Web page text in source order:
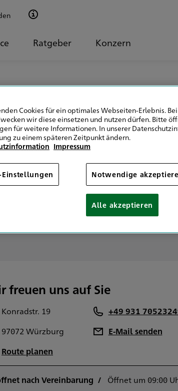
Ratgeber Konzern
Wir über uns
freuen uns auf Sie
Konradstr. 19
97072 Würzburg
Route planen
+49 931
E-Mail senden
nach Vereinbarung Öffnet um 09:00
09:00 - 17:00
Cookies für ein optimales Webseiten-Erlebnis. Bei
wir diese einsetzen und nutzen dürfen. Bitte
für weitere Informationen. In unserer
zu einem späteren Zeitpunkt ändern.
Impressum
Einstellungen Notwendige
Alle akzeptieren